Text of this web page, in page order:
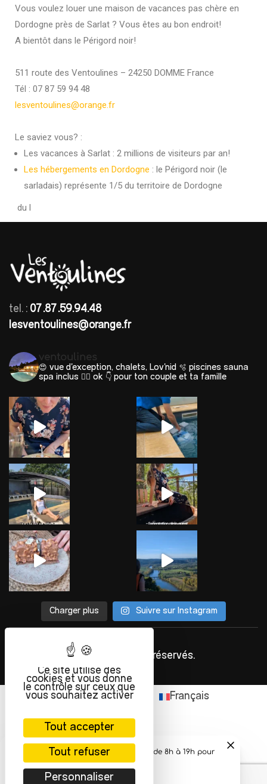
Vous voulez louer une maison de vacances pas chère en
Dordogne près de Sarlat ? Vous êtes au bon endroit!
A bientôt dans le Périgord noir!
511 route des Ventoulines – 24250 DOMME France
Tél : 07 87 59 94 48
lesventoulines@orange.fr
Le saviez vous? :
Les vacances à Sarlat : 2 millions de visiteurs par an!
Les hébergements en Dordogne : le Périgord noir (le
sarladais) représente 1/5 du territoire de Dordogne
du l
tel. : 07.87.59.94.48
lesventoulines@orange.fr
ventoulines
😍 vue d'exception, chalets, Lov'nid 🫧 piscines sauna
spa inclus 🐕‍🦺 ok 👇 pour ton couple et ta famille
Charger plus Suivre sur Instagram
2023. Tous droits réservés.
English(Anglais Français
Ce site utilise des
cookies et vous donne
le contrôle sur ceux que
vous souhaitez activer
Tout accepter
Tout refuser
Personnaliser